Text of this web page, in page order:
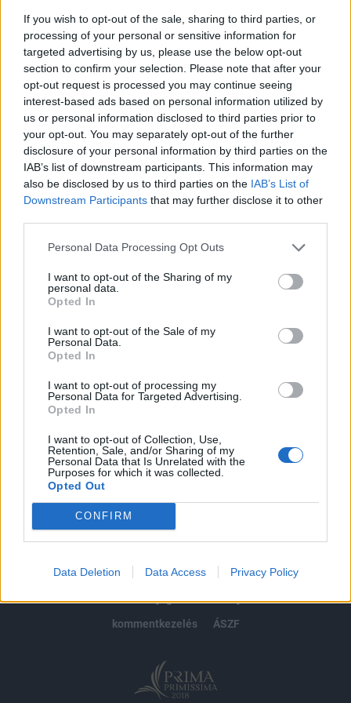
If you wish to opt-out of the sale, sharing to third parties, or
processing of your personal or sensitive information for
targeted advertising by us, please use the below opt-out
section to confirm your selection. Please note that after your
opt-out request is processed you may continue seeing
interest-based ads based on personal information utilized by
us or personal information disclosed to third parties prior to
your opt-out. You may separately opt-out of the further
disclosure of your personal information by third parties on the
IAB’s list of downstream participants. This information may
also be disclosed by us to third parties on the IAB’s List of
Downstream Participants that may further disclose it to other
Personal Data Processing Opt Outs
I want to opt-out of the Sharing of my
personal data.
Opted In
I want to opt-out of the Sale of my
Personal Data.
Opted In
I want to opt-out of processing my
Personal Data for Targeted Advertising.
Opted In
I want to opt-out of Collection, Use,
Retention, Sale, and/or Sharing of my
Personal Data that Is Unrelated with the
Purposes for which it was collected.
Opted Out
CONFIRM
Data Deletion Data Access Privacy Policy
mely 3 éves futamideje után visszafizeti a tőke 100%-át,
illetve lehetőséget teremt, hogy a befektető az arany, az olaj
és a nyugat-európai részvények együttes hozamából is
részesedjen (pozitív teljesítmény esetén).A jelen írás nem
minősül befektetési tanácsadásnak vagy befektetési
ajánlásnak. Részletes jogi...
KEDVES OLVASÓNK!
A keresett cikk a portfolio.hu hírarchívumához
tartozik, melynek olvasása előfizetéses
regisztrációhoz kötött.
Az előfizetés a következőket tartalmazza:
Portfolio.hu teljes cikkarchívum
Kötéslisták: BÉT elmúlt 2 év napon belüli
kötéslistái
impresszum
jogi nyilatkozat
süti beállítások
adatvédelem
szerzői jogok médiaajánlat
karrier
kommentkezelés
ÁSZF